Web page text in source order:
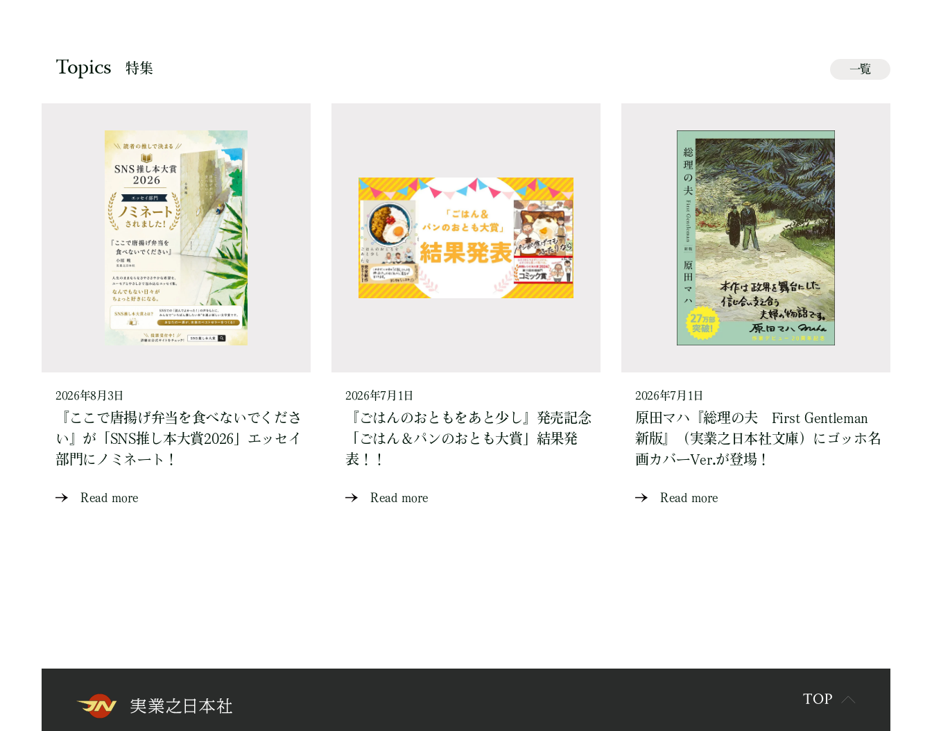
Topics 特集 一覧
2026年8月3日
『ここで唐揚げ弁当を食べないでくださ
い』が「SNS推し本大賞2026」エッセイ
部門にノミネート！
Read more
2026年7月1日
『ごはんのおともをあと少し』発売記念
「ごはん＆パンのおとも大賞」結果発
表！！
Read more
2026年7月1日
原田マハ『総理の夫 First Gentleman
新版』（実業之日本社文庫）にゴッホ名
画カバーVer.が登場！
Read more